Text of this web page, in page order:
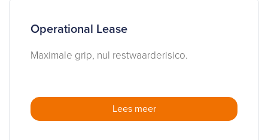
Operational Lease
Maximale grip, nul restwaarderisico.
Lees meer